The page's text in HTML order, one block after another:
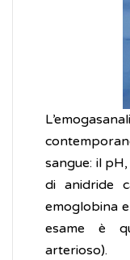
sangue: il
di anidride
emoglobina
esame è
arterioso).